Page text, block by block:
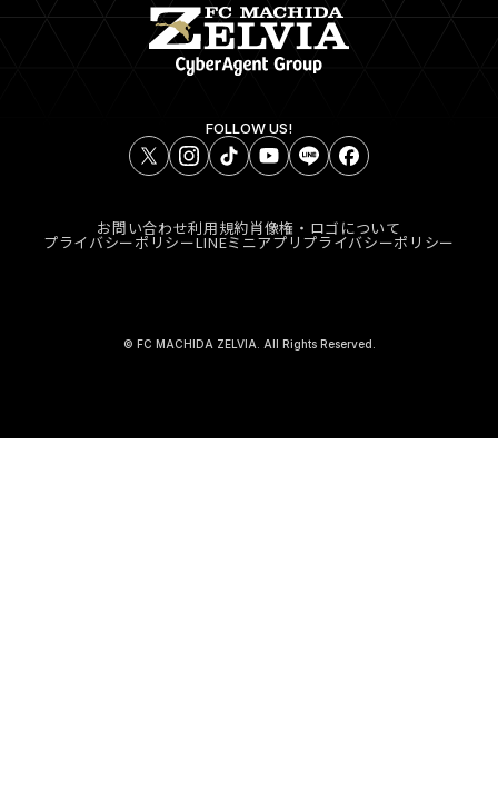
FOLLOW US!
お問い合わせ利用規約肖像権・ロゴについて
プライバシーポリシーLINEミニアプリプライバシーポリシー
© FC MACHIDA ZELVIA. All Rights Reserved.